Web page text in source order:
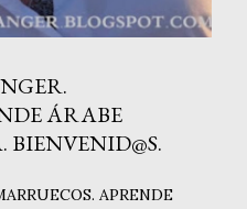
ÁRABE
APRENDE